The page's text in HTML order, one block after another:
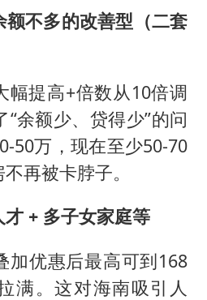
不多的改善型（二套
幅提高+倍数从10倍调
余额少、贷得少”的问
50万，现在至少50-70
再被卡脖子。
+ 多子女家庭等
加优惠后最高可到168
满。这对海南吸引人